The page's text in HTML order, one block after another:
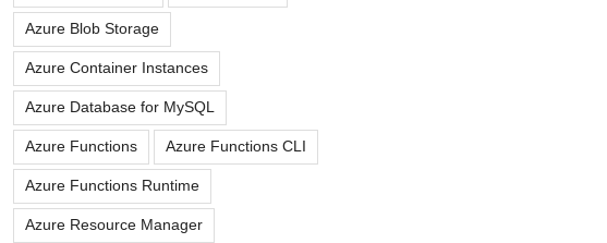
Azure Blob Storage
Azure Container Instances
Azure Database for MySQL
Azure Functions Azure Functions CLI
Azure Functions Runtime
Azure Resource Manager